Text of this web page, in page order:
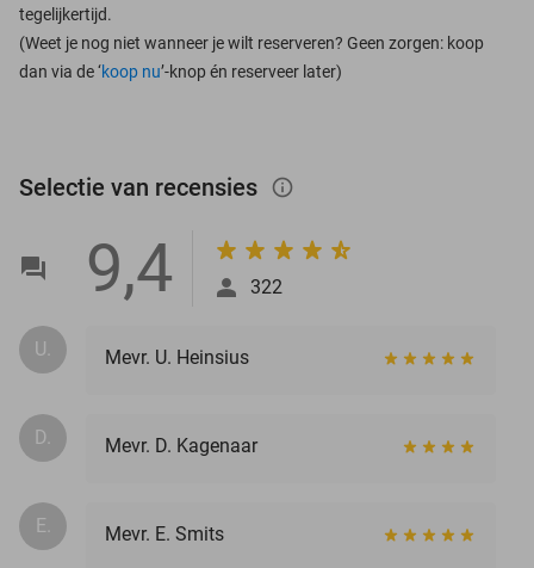
tegelijkertijd.
(Weet je nog niet wanneer je wilt reserveren? Geen zorgen: koop
dan via de ‘koop nu’-knop én reserveer later)
Selectie van recensies info_outlined
9,4 322
U. Mevr. U. Heinsius
D. Mevr. D. Kagenaar
E. Mevr. E. Smits